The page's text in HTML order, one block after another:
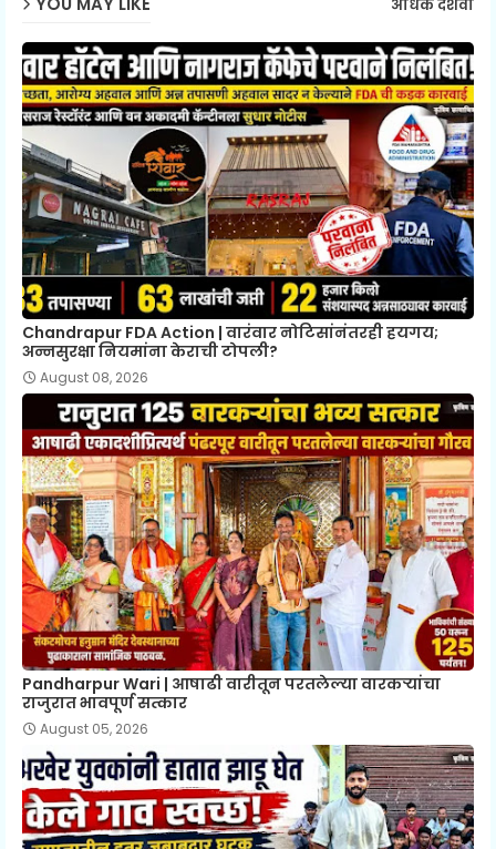
अधिक दर्शवा
Chandrapur FDA Action | वारंवार नोटिसांनंतरही हयगय;
अन्नसुरक्षा नियमांना केराची टोपली?
August 08, 2026
Pandharpur Wari | आषाढी वारीतून परतलेल्या वारकऱ्यांचा
राजुरात भावपूर्ण सत्कार
August 05, 2026